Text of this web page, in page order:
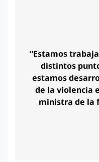
“Estamos
distintos
estamos
de la violencia
ministra de la